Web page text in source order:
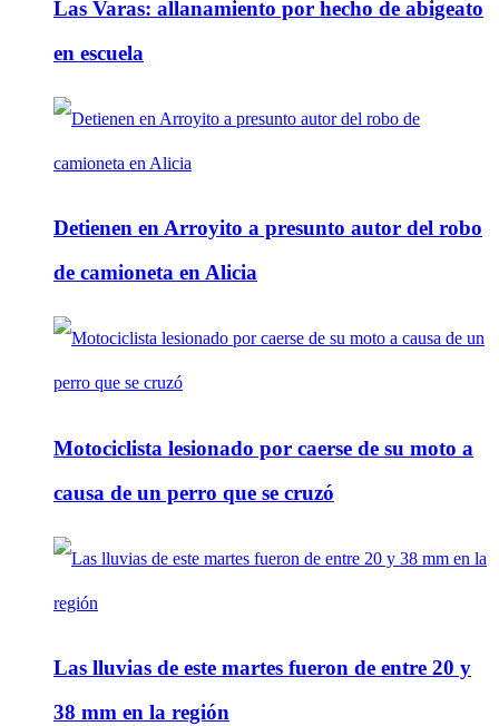
Las Varas: allanamiento por hecho de abigeato
en escuela
Detienen en Arroyito a presunto autor del robo
de camioneta en Alicia
Motociclista lesionado por caerse de su moto a
causa de un perro que se cruzó
Las lluvias de este martes fueron de entre 20 y
38 mm en la región